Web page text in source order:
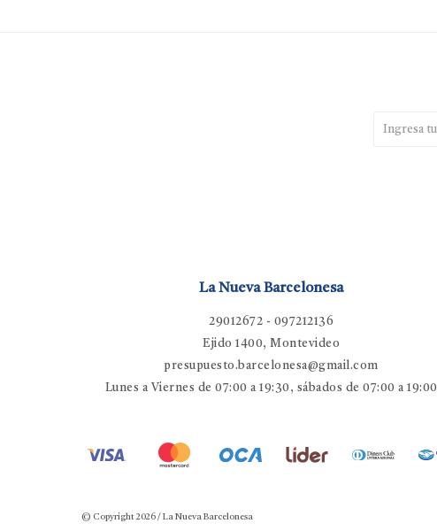
La Nueva Barcelonesa
29012672 - 097212136
Ejido 1400, Montevideo
presupuesto.barcelonesa@gmail.com
Lunes a Viernes de 07:00 a 19:30, sábados de 07:00 a 19:00
© Copyright 2026 / La Nueva Barcelonesa